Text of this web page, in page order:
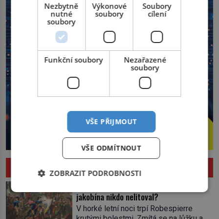
HISTORIE
jakobína nikdo nelitoval?
V horké letní noci trpí Robespierre
Nezbytně
nutné
soubory
Výkonové
soubory
Soubory
cílení
Funkční soubory
Nezařazené
soubory
VŠE PŘIJMOUT
VŠE ODMÍTNOUT
ZOBRAZIT PODROBNOSTI